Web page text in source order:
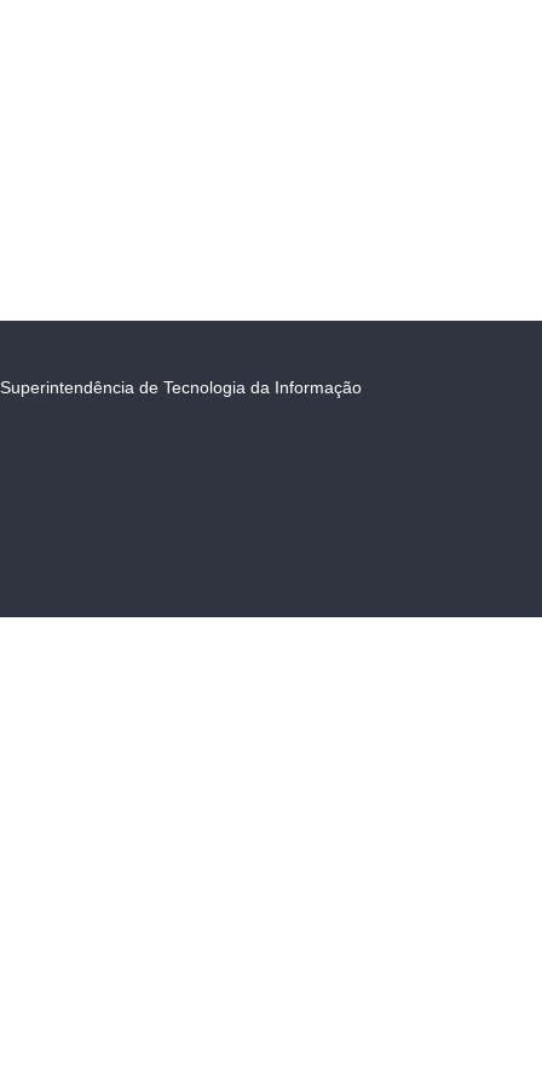
Superintendência de Tecnologia da Informação